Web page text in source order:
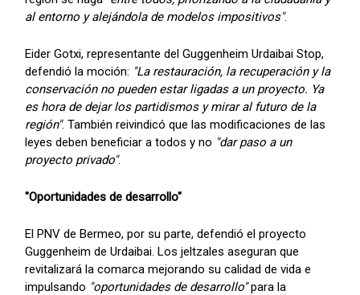
al entorno y alejándola de modelos impositivos".
Eider Gotxi, representante del Guggenheim Urdaibai Stop,
defendió la moción: "La restauración, la recuperación y la
conservación no pueden estar ligadas a un proyecto. Ya
es hora de dejar los partidismos y mirar al futuro de la
región". También reivindicó que las modificaciones de las
leyes deben beneficiar a todos y no "dar paso a un
proyecto privado".
"Oportunidades de desarrollo"
El PNV de Bermeo, por su parte, defendió el proyecto
Guggenheim de Urdaibai. Los jeltzales aseguran que
revitalizará la comarca mejorando su calidad de vida e
impulsando "oportunidades de desarrollo"para la